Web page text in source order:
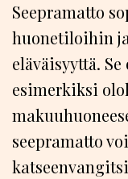
Seepramatto
huonetiloihin
eläväisyyttä.
esimerkiksi
seepramatto